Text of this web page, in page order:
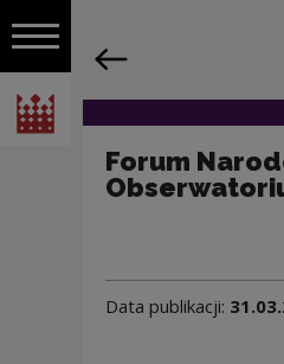
Włącz nawigację
Narodowe Centrum Kultury
Nawigacja
Forum
Data publikacji: